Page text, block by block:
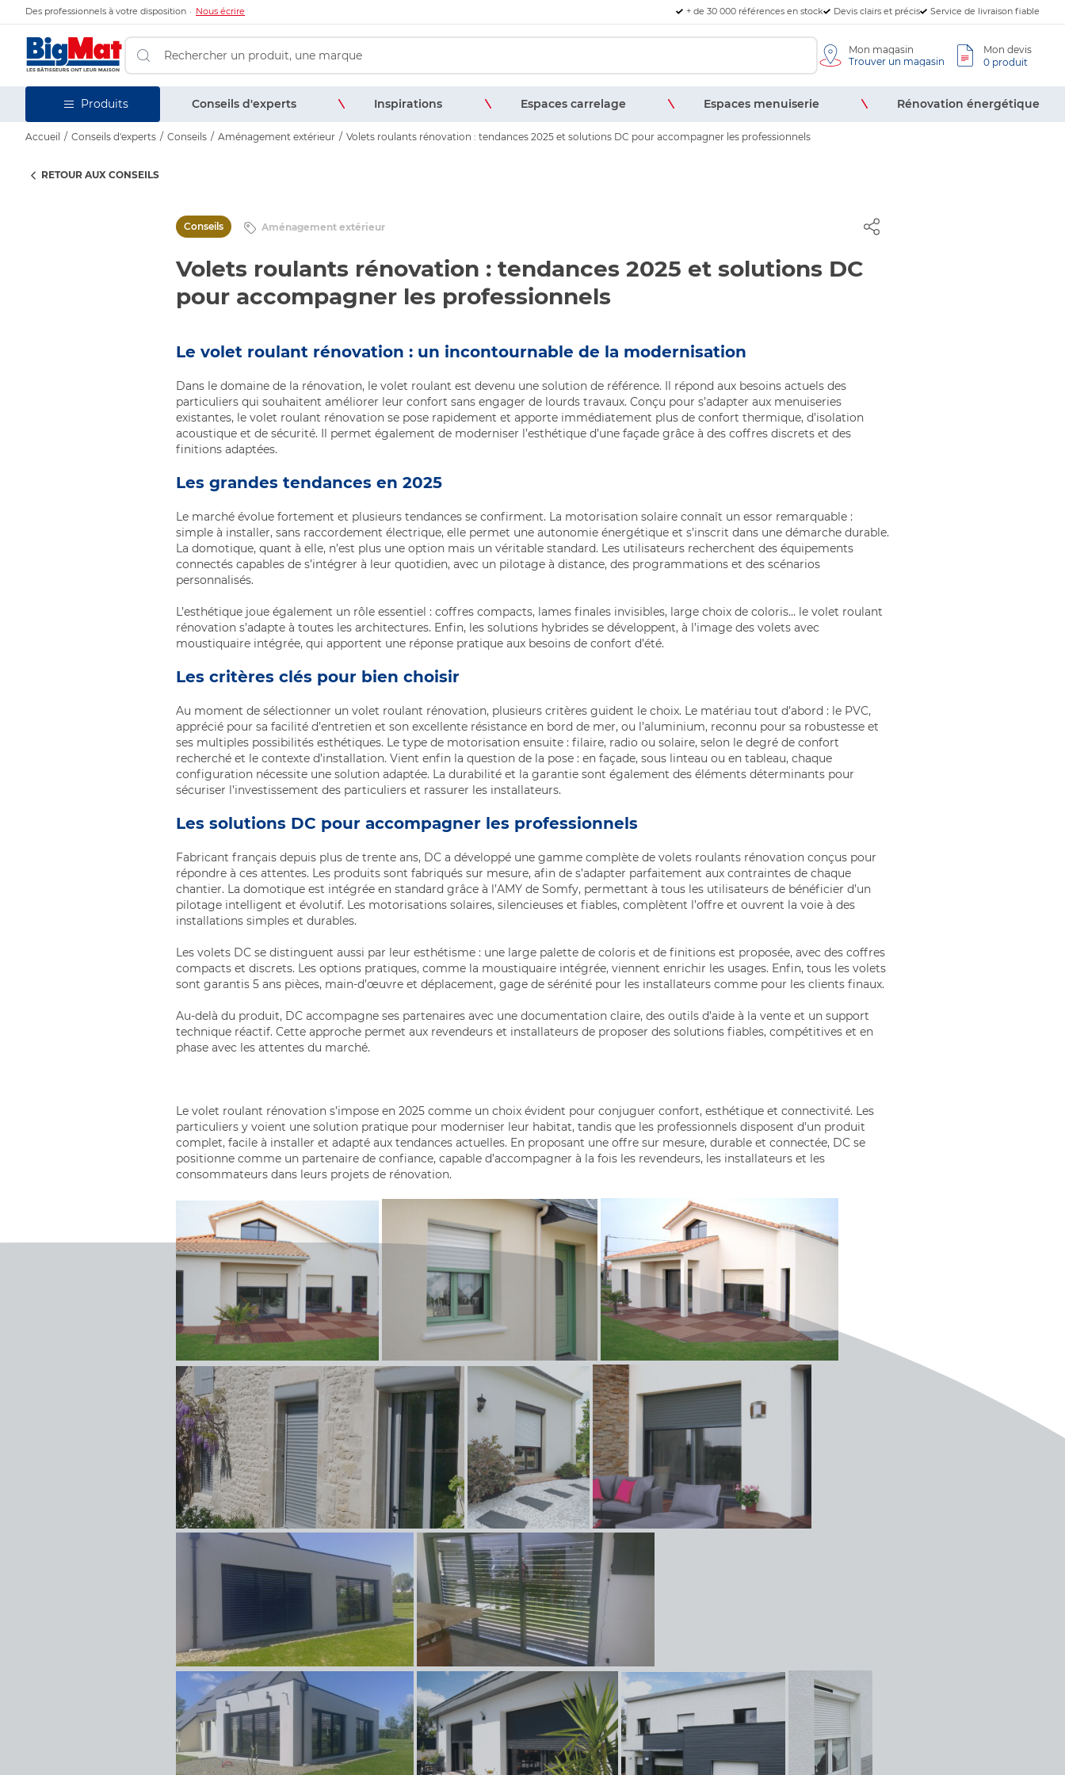
Des professionnels à votre disposition Nous écrire + de 30 000 références en stock Devis clairs et précis Service de livraison fiable
Mon magasin
Trouver un magasin
Mon devis
0 produit
Produits Conseils d'experts Inspirations Espaces carrelage Espaces menuiserie Rénovation énergétique
Accueil Conseils d'experts Conseils Aménagement extérieur Volets roulants rénovation : tendances 2025 et solutions DC pour accompagner les professionnels
RETOUR AUX CONSEILS
Conseils Aménagement extérieur
Volets roulants rénovation : tendances 2025 et solutions DC
pour accompagner les professionnels
Le volet roulant rénovation : un incontournable de la modernisation
Dans le domaine de la rénovation, le volet roulant est devenu une solution de référence. Il répond aux besoins actuels des
particuliers qui souhaitent améliorer leur confort sans engager de lourds travaux. Conçu pour s’adapter aux menuiseries
existantes, le volet roulant rénovation se pose rapidement et apporte immédiatement plus de confort thermique, d’isolation
acoustique et de sécurité. Il permet également de moderniser l’esthétique d’une façade grâce à des coffres discrets et des
finitions adaptées.
Les grandes tendances en 2025
Le marché évolue fortement et plusieurs tendances se confirment. La motorisation solaire connaît un essor remarquable :
simple à installer, sans raccordement électrique, elle permet une autonomie énergétique et s’inscrit dans une démarche durable.
La domotique, quant à elle, n’est plus une option mais un véritable standard. Les utilisateurs recherchent des équipements
connectés capables de s’intégrer à leur quotidien, avec un pilotage à distance, des programmations et des scénarios
personnalisés.
L’esthétique joue également un rôle essentiel : coffres compacts, lames finales invisibles, large choix de coloris… le volet roulant
rénovation s’adapte à toutes les architectures. Enfin, les solutions hybrides se développent, à l’image des volets avec
moustiquaire intégrée, qui apportent une réponse pratique aux besoins de confort d’été.
Les critères clés pour bien choisir
Au moment de sélectionner un volet roulant rénovation, plusieurs critères guident le choix. Le matériau tout d’abord : le PVC,
apprécié pour sa facilité d’entretien et son excellente résistance en bord de mer, ou l’aluminium, reconnu pour sa robustesse et
ses multiples possibilités esthétiques. Le type de motorisation ensuite : filaire, radio ou solaire, selon le degré de confort
recherché et le contexte d’installation. Vient enfin la question de la pose : en façade, sous linteau ou en tableau, chaque
configuration nécessite une solution adaptée. La durabilité et la garantie sont également des éléments déterminants pour
sécuriser l’investissement des particuliers et rassurer les installateurs.
Les solutions DC pour accompagner les professionnels
Fabricant français depuis plus de trente ans, DC a développé une gamme complète de volets roulants rénovation conçus pour
répondre à ces attentes. Les produits sont fabriqués sur mesure, afin de s’adapter parfaitement aux contraintes de chaque
chantier. La domotique est intégrée en standard grâce à l’AMY de Somfy, permettant à tous les utilisateurs de bénéficier d’un
pilotage intelligent et évolutif. Les motorisations solaires, silencieuses et fiables, complètent l’offre et ouvrent la voie à des
installations simples et durables.
Les volets DC se distinguent aussi par leur esthétisme : une large palette de coloris et de finitions est proposée, avec des coffres
compacts et discrets. Les options pratiques, comme la moustiquaire intégrée, viennent enrichir les usages. Enfin, tous les volets
sont garantis 5 ans pièces, main-d’œuvre et déplacement, gage de sérénité pour les installateurs comme pour les clients finaux.
Au-delà du produit, DC accompagne ses partenaires avec une documentation claire, des outils d’aide à la vente et un support
technique réactif. Cette approche permet aux revendeurs et installateurs de proposer des solutions fiables, compétitives et en
phase avec les attentes du marché.
Le volet roulant rénovation s’impose en 2025 comme un choix évident pour conjuguer confort, esthétique et connectivité. Les
particuliers y voient une solution pratique pour moderniser leur habitat, tandis que les professionnels disposent d’un produit
complet, facile à installer et adapté aux tendances actuelles. En proposant une offre sur mesure, durable et connectée, DC se
positionne comme un partenaire de confiance, capable d’accompagner à la fois les revendeurs, les installateurs et les
consommateurs dans leurs projets de rénovation.